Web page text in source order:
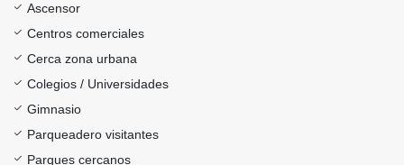
Ascensor
Centros comerciales
Cerca zona urbana
Colegios / Universidades
Gimnasio
Parqueadero visitantes
Parques cercanos